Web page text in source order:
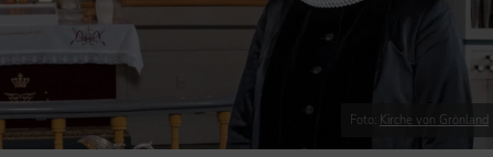
Foto: Kirche von Grönland